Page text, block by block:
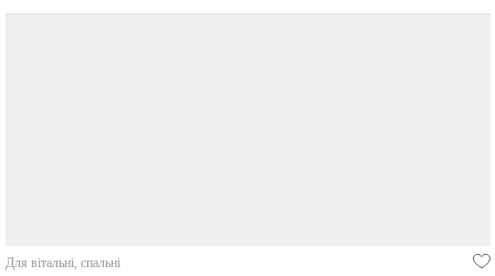
Для вітальні, спальні